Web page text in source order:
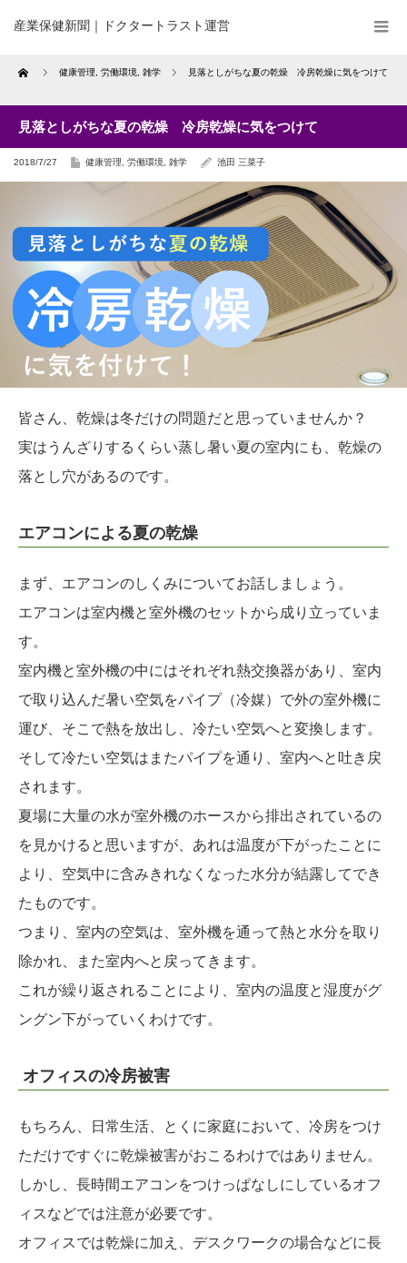
産業保健新聞｜ドクタートラスト運営
Home 健康管理 労働環境 雑学 見落としがちな夏の乾燥 冷房乾燥に気をつけて
見落としがちな夏の乾燥 冷房乾燥に気をつけて
2018/7/27 健康管理 労働環境 雑学 池田 三菜子
皆さん、乾燥は冬だけの問題だと思っていませんか？
実はうんざりするくらい蒸し暑い夏の室内にも、乾燥の
落とし穴があるのです。
エアコンによる夏の乾燥
まず、エアコンのしくみについてお話しましょう。
エアコンは室内機と室外機のセットから成り立っていま
す。
室内機と室外機の中にはそれぞれ熱交換器があり、室内
で取り込んだ暑い空気をパイプ（冷媒）で外の室外機に
運び、そこで熱を放出し、冷たい空気へと変換します。
そして冷たい空気はまたパイプを通り、室内へと吐き戻
されます。
夏場に大量の水が室外機のホースから排出されているの
を見かけると思いますが、あれは温度が下がったことに
より、空気中に含みきれなくなった水分が結露してでき
たものです。
つまり、室内の空気は、室外機を通って熱と水分を取り
除かれ、また室内へと戻ってきます。
これが繰り返されることにより、室内の温度と湿度がグ
ングン下がっていくわけです。
オフィスの冷房被害
もちろん、日常生活、とくに家庭において、冷房をつけ
ただけですぐに乾燥被害がおこるわけではありません。
しかし、長時間エアコンをつけっぱなしにしているオフ
ィスなどでは注意が必要です。
オフィスでは乾燥に加え、デスクワークの場合などに長